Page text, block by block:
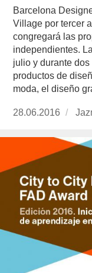
Barcelona
Village por tercer
congregará las
independientes.
julio y durante
productos de
moda, el diseño
Publicado
28.06.2016